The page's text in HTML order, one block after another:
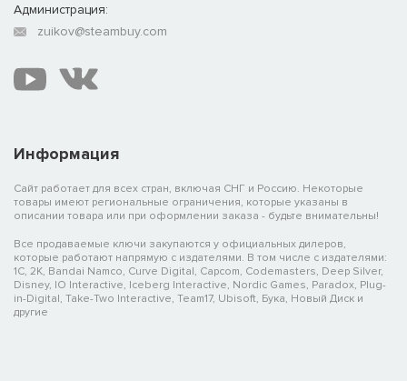
Информация
Сайт работает для всех стран, включая СНГ и Россию. Некоторые
товары имеют региональные ограничения, которые указаны в
описании товара или при оформлении заказа - будьте внимательны!
Все продаваемые ключи закупаются у официальных дилеров,
которые работают напрямую с издателями. В том числе с издателями:
1C, 2K, Bandai Namco, Curve Digital, Capcom, Codemasters, Deep Silver,
Disney, IO Interactive, Iceberg Interactive, Nordic Games, Paradox, Plug-
in-Digital, Take-Two Interactive, Team17, Ubisoft, Бука, Новый Диск и
другие
Администрация:
zuikov@steambuy.com